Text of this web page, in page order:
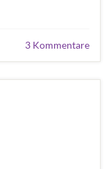
3 Kommentare